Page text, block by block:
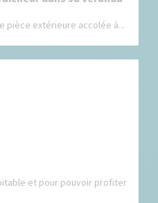
pièce extérieure accolée à...
et pour pouvoir profiter